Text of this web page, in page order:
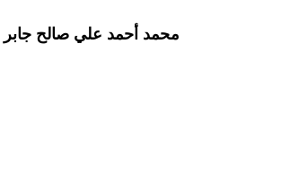
محمد أحمد علي صالح جابر